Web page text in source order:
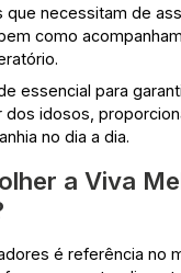
que necessitam de
como
essencial para
idosos,
no dia a dia.
a Viva
é referência no